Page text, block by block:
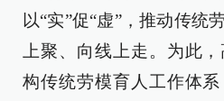
以“实”促“虚”，推动传统
上聚、向线上走。为此
构传统劳模育人工作体